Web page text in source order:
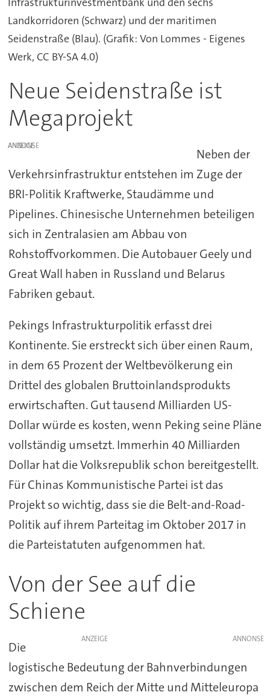
Landkorridoren (Schwarz) und der maritimen
Seidenstraße (Blau). (Grafik: Von Lommes - Eigenes
Werk, CC BY-SA 4.0)
Neue Seidenstraße ist
Megaprojekt
ANZEIGE
Neben der
Verkehrsinfrastruktur entstehen im Zuge der
BRI-Politik Kraftwerke, Staudämme und
Pipelines. Chinesische Unternehmen beteiligen
sich in Zentralasien am Abbau von
Rohstoffvorkommen. Die Autobauer Geely und
Great Wall haben in Russland und Belarus
Fabriken gebaut.
Pekings Infrastrukturpolitik erfasst drei
Kontinente. Sie erstreckt sich über einen Raum,
in dem 65 Prozent der Weltbevölkerung ein
Drittel des globalen Bruttoinlandsprodukts
erwirtschaften. Gut tausend Milliarden US-
Dollar würde es kosten, wenn Peking seine Pläne
vollständig umsetzt. Immerhin 40 Milliarden
Dollar hat die Volksrepublik schon bereitgestellt.
Für Chinas Kommunistische Partei ist das
Projekt so wichtig, dass sie die Belt-and-Road-
Politik auf ihrem Parteitag im Oktober 2017 in
die Parteistatuten aufgenommen hat.
Von der See auf die
Schiene
ANZEIGE
Die
logistische Bedeutung der Bahnverbindungen
zwischen dem Reich der Mitte und Mitteleuropa